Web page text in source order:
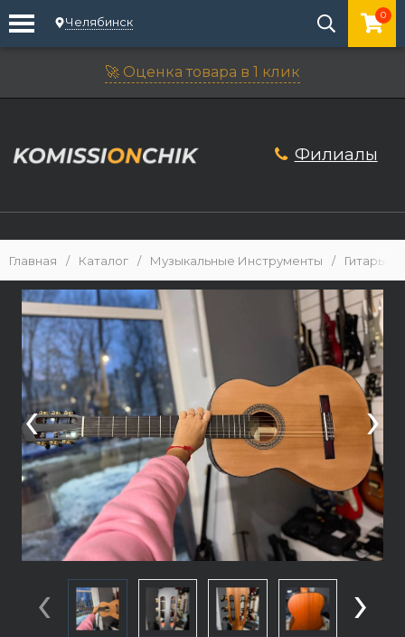
Челябинск 0
🚀 Оценка товара в 1 клик
Филиалы
Главная / Каталог / Музыкальные Инструменты / Гитары
‹ ›
‹ ›